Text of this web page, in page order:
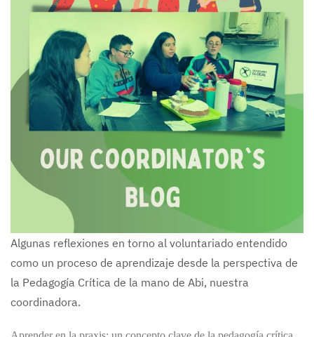
Algunas reflexiones en torno al voluntariado entendido
como un proceso de aprendizaje desde la perspectiva de
la Pedagogía Crítica de la mano de Abi, nuestra
coordinadora.